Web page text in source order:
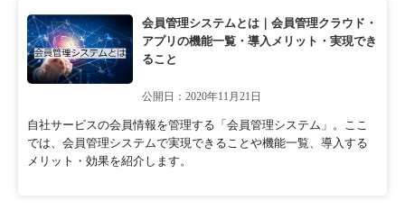
会員管理システムとは｜会員管理クラウド・
アプリの機能一覧・導入メリット・実現でき
ること
公開日：2020年11月21日
自社サービスの会員情報を管理する「会員管理システム」。ここ
では、会員管理システムで実現できることや機能一覧、導入する
メリット・効果を紹介します。